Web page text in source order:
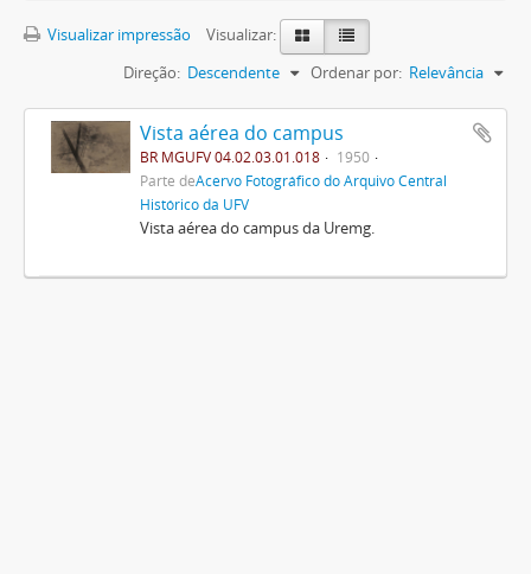
Visualizar impressão
Visualizar:
Ordenar por: Relevância
Direção: Descendente
Vista aérea do campus
BR MGUFV 04.02.03.01.018
1950
Parte deAcervo Fotográfico do Arquivo Central
Histórico da UFV
Vista aérea do campus da Uremg.